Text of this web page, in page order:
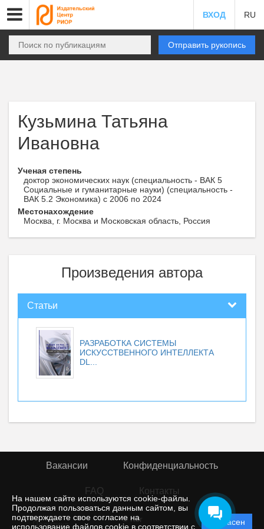
На нашем сайте используются cookie-файлы.
Продолжая пользоваться данным сайтом, вы
подтверждаете свое согласие на
использование файлов cookie в соответствии с
Согласен
ВХОД RU
Отправить рукопись
Кузьмина Татьяна
Ивановна
Ученая степень
доктор экономических наук (специальность - ВАК 5
Социальные и гуманитарные науки) (специальность -
ВАК 5.2 Экономика) с 2006 по 2024
Местонахождение
Москва, г. Москва и Московская область, Россия
Произведения автора
Статьи
РАЗРАБОТКА СИСТЕМЫ
ИСКУССТВЕННОГО ИНТЕЛЛЕКТА
DL...
Вакансии Конфиденциальность
FAQ Контакты
© rior
Политика